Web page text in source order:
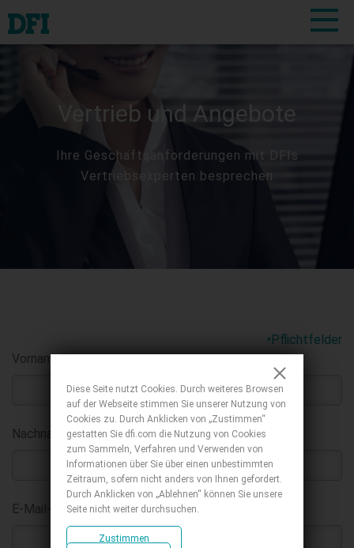
Vertrieb und Angebote
Ihre Geschäftsanforderungen mit DFIs
Vertriebsexperten besprechen
*Pflichtfelder
Vorname :
Nachname*:
E-Mail-Adresse geschäftlich*:
Diese Seite nutzt Cookies. Durch weiteres Browsen
auf der Webseite stimmen Sie unserer Nutzung von
Cookies zu. Durch Anklicken von „Zustimmen“
gestatten Sie dfi.com die Nutzung von Cookies
zum Sammeln, Verfahren und Verwenden von
Informationen über Sie über einen unbestimmten
Zeitraum, sofern nicht anders von Ihnen gefordert.
Durch Anklicken von „Ablehnen“ können Sie unsere
Seite nicht weiter durchsuchen.
Zustimmen